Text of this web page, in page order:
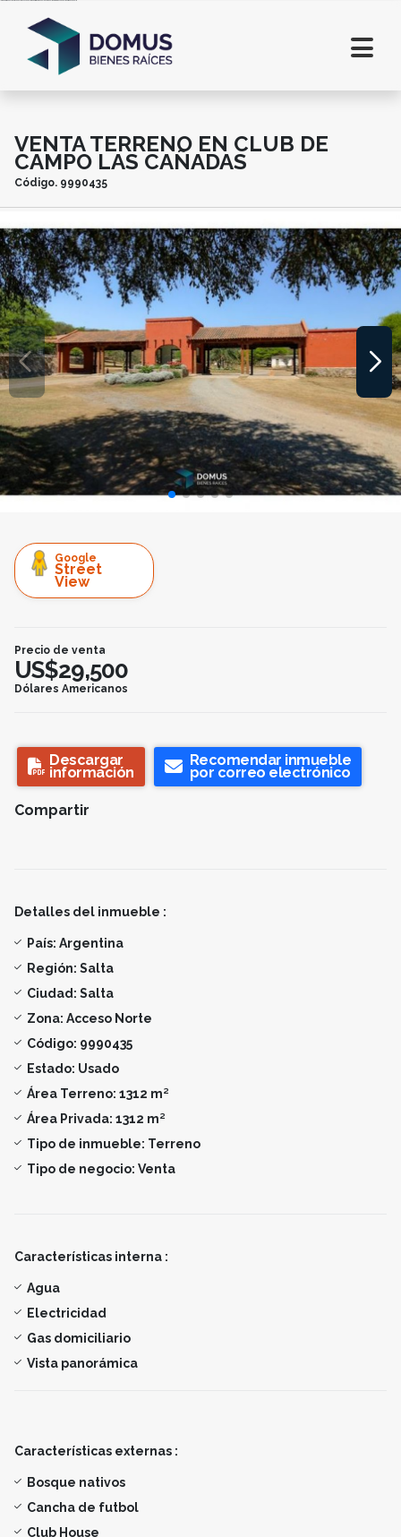
VENTA TERRENO EN CLUB DE
CAMPO LAS CAÑADAS
Código. 9990435
Google
Street
View
Precio de venta
US$29,500
Dólares Americanos
Descargar
información
Recomendar inmueble
por correo electrónico
Compartir
Detalles del inmueble :
País: Argentina
Región: Salta
Ciudad: Salta
Zona: Acceso Norte
Código: 9990435
Estado: Usado
Área Terreno: 1312 m²
Área Privada: 1312 m²
Tipo de inmueble: Terreno
Tipo de negocio: Venta
Características interna :
Agua
Electricidad
Gas domiciliario
Vista panorámica
Características externas :
Bosque nativos
Cancha de futbol
Club House